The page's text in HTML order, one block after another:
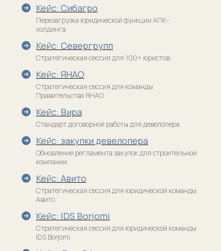
Кейс: Сибагро
Перезагрузка юридической функции АПК-
холдинга.
Кейс: Севергрупп
Стратегическая сессия для 100+ юристов.
Кейс: ЯНАО
Стратегическая сессия для команды
Правительства ЯНАО.
Кейс: Вира
Стандарт договорной работы для девелопера.
Кейс: закупки девелопера
Обновление регламента закупок для строительной
компании.
Кейс: Авито
Стратегическая сессия для юридической команды
Авито.
Кейс: IDS Borjomi
Стратегическая сессия для юридической команды
IDS Borjomi.
Сообщества
Телеграм-каналы
Спринты
Подписаться на рассылку
Закрытый клуб
Spectator
Клуб выпускников
LOCos
info@legal-management.ru
Управление юридической командой
командой
Управление интеллектуальной
собственностью
Журнал «По
существу»
Никифоров || Юридический менеджмент
Академия Юридического менеджмента
НЕюридический бизнес || Никифоров
+7 926 166 67 17